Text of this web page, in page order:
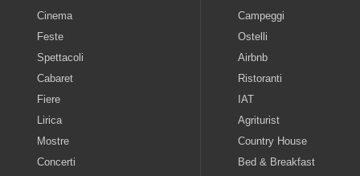
Cinema
Feste
Spettacoli
Cabaret
Fiere
Lirica
Mostre
Concerti
Campeggi
Ostelli
Airbnb
Ristoranti
IAT
Agriturist
Country House
Bed & Breakfast